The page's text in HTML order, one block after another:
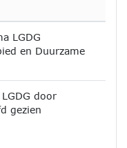
LGDG
en Duurzame
door
gezien